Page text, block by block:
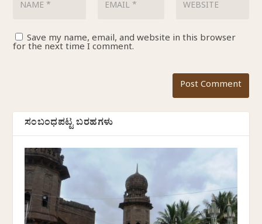
Save my name, email, and website in this browser
for the next time I comment.
ಸಂಬಂಧಪಟ್ಟ ಬರಹಗಳು